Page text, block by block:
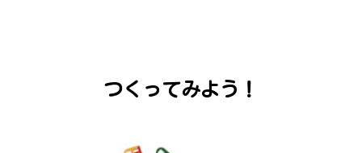
つくってみよう！